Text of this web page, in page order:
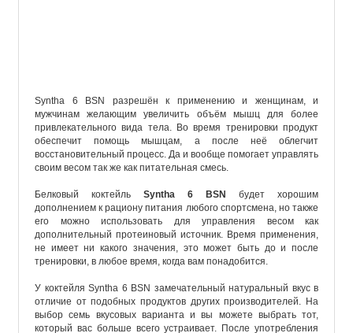
Syntha 6 BSN разрешён к применению и женщинам, и
мужчинам
желающим увеличить объём мышц для
более
привлекательного вида тела Во время тренировки продукт
обеспечит
помощь мышцам а после неё
облегчит
восстановительный процесс Да и вообще помогает управлять
своим весом так же как питательная смесь
Белковый коктейль Syntha 6 BSN будет
хорошим
дополнением к рациону питания любого спортсмена но также
его
можно использовать для управления весом
как
дополнительный протеиновый источник Время применения
не имеет ни какого значения это может быть до и после
тренировки в любое время когда вам понадобится
У коктейля Syntha 6 BSN замечательный натуральный вкус в
отличие от подобных продуктов других производителей
На
выбор семь вкусовых варианта и вы можете выбрать тот,
который вас больше всего устраивает. После употребления